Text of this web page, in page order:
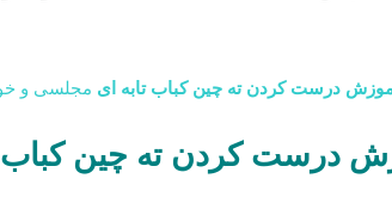
درست کردن ته چین کباب تابه ای مجلسی و
درست کردن ته چین کباب